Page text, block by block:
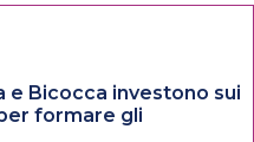
e Bicocca investono sui
formare gli